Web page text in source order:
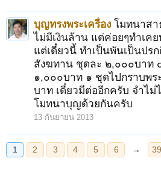
บุญทรงพระเครื่อง โมทนาส
ไม่มีเงินล้าน แต่ค่อยๆทำเค
แต่เดี๋ยวนี้ ทำเป็นพันเป็นปร
สังฆทาน ชุดละ ๒,๐๐๐บาท
๑,๐๐๐บาท ๑ ชุดไปกราบพร
บาท เดี๋ยวมีต่ออีกครับ จำไม่
โมทนาบุญด้วยกันครับ
13 กันยายน 2013